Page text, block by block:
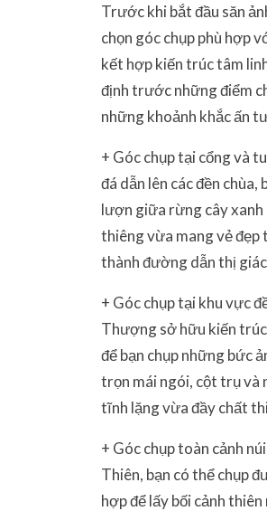
Trước khi bắt đầu săn
chọn góc chụp phù hợp
kết hợp kiến trúc tâm
định trước những điểm
những khoảnh khắc ấn
+ Góc chụp tại cổng và
đá dẫn lên các đền
lượn giữa rừng cây xanh
thiêng vừa mang vẻ đẹp
thành đường dẫn thị
+ Góc chụp tại khu vực
Thượng sở hữu kiến
để bạn chụp những bức
trọn mái ngói, cột trụ và
tĩnh lặng vừa đầy chất
+ Góc chụp toàn cảnh
Thiên, bạn có thể chụp
hợp để lấy bối cảnh